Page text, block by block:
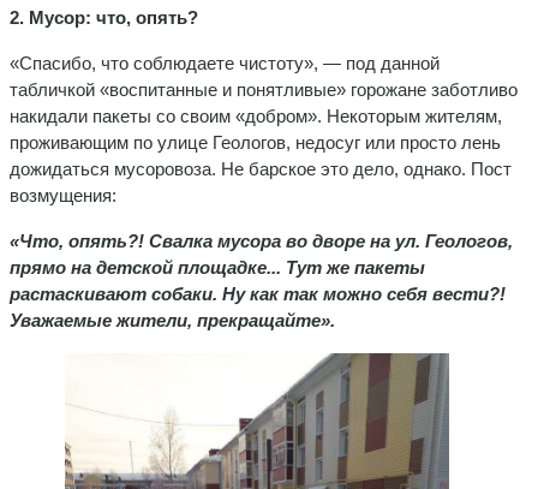
2. Мусор: что, опять?
«Спасибо, что соблюдаете чистоту», — под данной
табличкой «воспитанные и понятливые» горожане заботливо
накидали пакеты со своим «добром». Некоторым жителям,
проживающим по улице Геологов, недосуг или просто лень
дожидаться мусоровоза. Не барское это дело, однако. Пост
возмущения:
«Что, опять?! Свалка мусора во дворе на ул. Геологов,
прямо на детской площадке... Тут же пакеты
растаскивают собаки. Ну как так можно себя вести?!
Уважаемые жители, прекращайте».